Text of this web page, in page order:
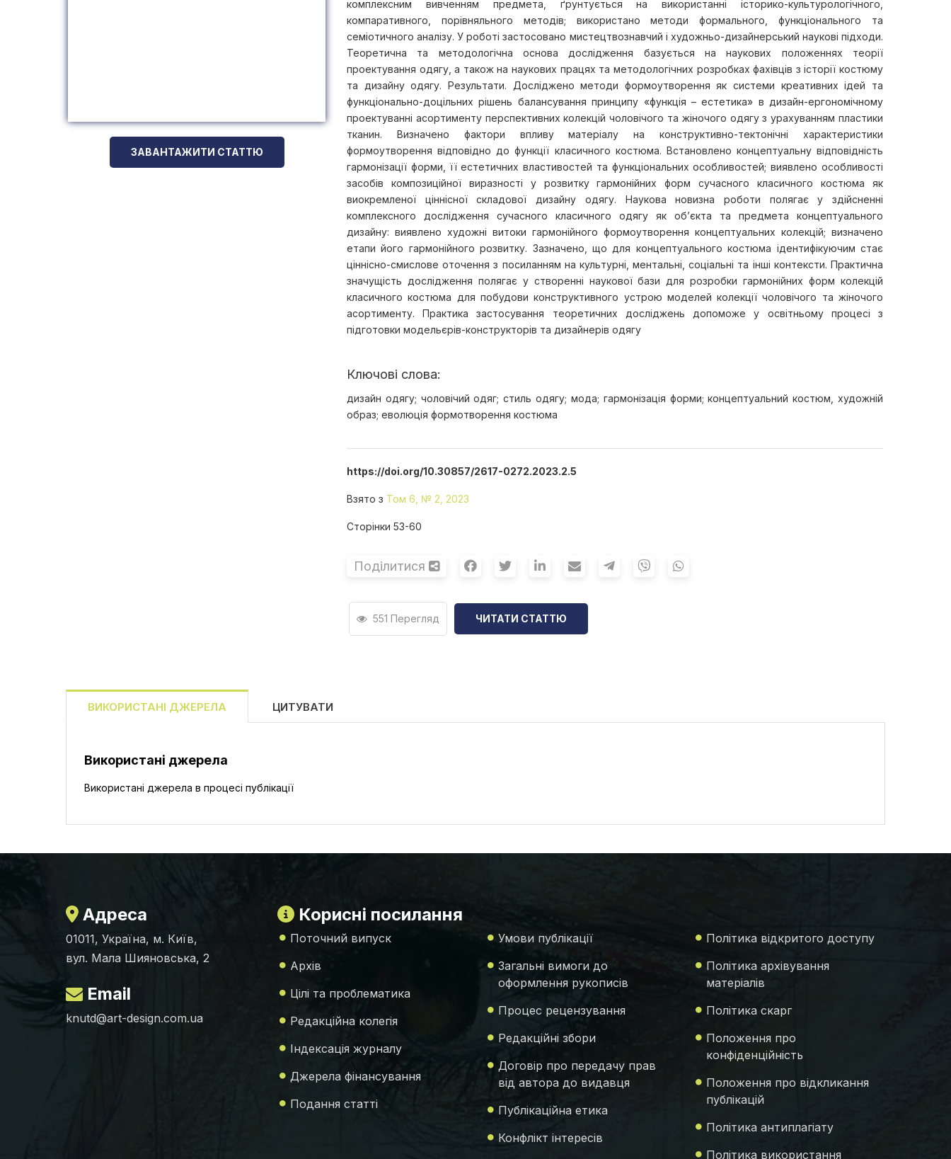
ЗАВАНТАЖИТИ СТАТТЮ
комплексним вивченням предмета, ґрунтується на використанні історико-культурологічного,
компаративного, порівняльного методів; використано методи формального, функціонального та
семіотичного аналізу. У роботі застосовано мистецтвознавчий і художньо-дизайнерський наукові підходи.
Теоретична та методологічна основа дослідження базується на наукових положеннях теорії
проектування одягу, а також на наукових працях та методологічних розробках фахівців з історії костюму
та дизайну одягу. Результати. Досліджено методи формоутворення як системи креативних ідей та
функціонально-доцільних рішень балансування принципу «функція – естетика» в дизайн-ергономічному
проектуванні асортименту перспективних колекцій чоловічого та жіночого одягу з урахуванням пластики
тканин. Визначено фактори впливу матеріалу на конструктивно-тектонічні характеристики
формоутворення відповідно до функції класичного костюма. Встановлено концептуальну відповідність
гармонізації форми, її естетичних властивостей та функціональних особливостей; виявлено особливості
засобів композиційної виразності у розвитку гармонійних форм сучасного класичного костюма як
виокремленої ціннісної складової дизайну одягу. Наукова новизна роботи полягає у здійсненні
комплексного дослідження сучасного класичного одягу як об’єкта та предмета концептуального
дизайну: виявлено художні витоки гармонійного формоутворення концептуальних колекцій; визначено
етапи його гармонійного розвитку. Зазначено, що для концептуального костюма ідентифікуючим стає
ціннісно-смислове оточення з посиланням на культурні, ментальні, соціальні та інші контексти. Практична
значущість дослідження полягає у створенні наукової бази для розробки гармонійних форм колекцій
класичного костюма для побудови конструктивного устрою моделей колекції чоловічого та жіночого
асортименту. Практика застосування теоретичних досліджень допоможе у освітньому процесі з
підготовки модельєрів-конструкторів та дизайнерів одягу
Ключові слова:
дизайн одягу; чоловічий одяг; стиль одягу; мода; гармонізація форми; концептуальний костюм, художній
образ; еволюція формотворення костюма
https://doi.org/10.30857/2617-0272.2023.2.5
Взято з Том 6, № 2, 2023
Сторінки 53-60
Поділитися
551 Перегляд ЧИТАТИ СТАТТЮ
ВИКОРИСТАНІ ДЖЕРЕЛА ЦИТУВАТИ
Використані джерела
Використані джерела в процесі публікації
Адреса
01011, Україна, м. Київ,
вул. Мала Шияновська, 2
Email
knutd@art-design.com.ua
Корисні посилання
Поточний випуск
Архів
Цілі та проблематика
Редакційна колегія
Індексація журналу
Джерела фінансування
Подання статті
Умови публікації
Загальні вимоги до
оформлення рукописів
Процес рецензування
Редакційні збори
Договір про передачу прав
від автора до видавця
Публікаційна етика
Конфлікт інтересів
Політика відкритого доступу
Політика архівування
матеріалів
Політика скарг
Положення про
конфіденційність
Положення про відкликання
публікацій
Політика антиплагіату
Політика використання